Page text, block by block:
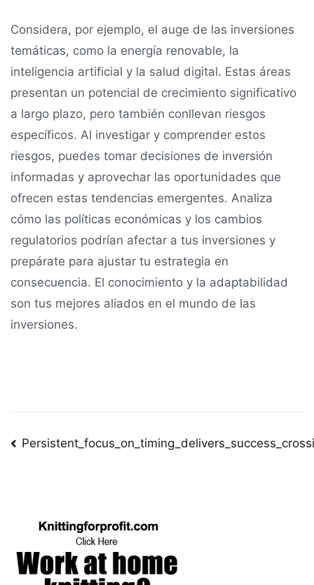
Considera, por ejemplo, el auge de las inversiones
temáticas, como la energía renovable, la
inteligencia artificial y la salud digital. Estas áreas
presentan un potencial de crecimiento significativo
a largo plazo, pero también conllevan riesgos
específicos. Al investigar y comprender estos
riesgos, puedes tomar decisiones de inversión
informadas y aprovechar las oportunidades que
ofrecen estas tendencias emergentes. Analiza
cómo las políticas económicas y los cambios
regulatorios podrían afectar a tus inversiones y
prepárate para ajustar tu estrategia en
consecuencia. El conocimiento y la adaptabilidad
son tus mejores aliados en el mundo de las
inversiones.
Post